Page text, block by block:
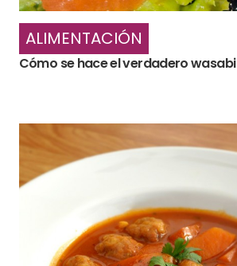
ALIMENTACIÓN
Cómo se hace el verdadero wasabi